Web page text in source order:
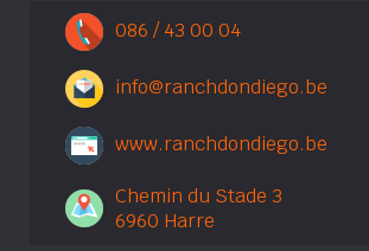
086 / 43 00 04
info@ranchdondiego.be
www.ranchdondiego.be
Chemin du Stade 3
6960 Harre